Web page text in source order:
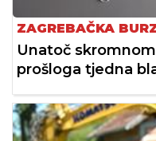
ZAGREBAČKA
Unatoč
prošloga tjedna